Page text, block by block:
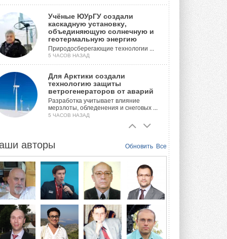
Учёные ЮУрГУ создали
каскадную установку,
объединяющую солнечную и
геотермальную энергию
Природосберегающие технологии ...
5 ЧАСОВ НАЗАД
Для Арктики создали
технологию защиты
ветрогенераторов от аварий
Разработка учитывает влияние
мерзлоты, обледенения и снеговых ...
5 ЧАСОВ НАЗАД
с одним общим испарителем
конструкцию двухисточникового ...
ВЧЕРА
21-й ежегодный форум
«ЦОД-2026»
Мероприятие пройдет 2-3 сентября в
отеле Radisson Slavyanskaya. Форум
посетит более двух тысяч участников ...
ВЧЕРА
Обновить Все
авторы